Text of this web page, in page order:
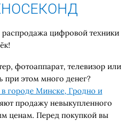
распродажа цифровой техники
фотоаппарат, телевизор или
при этом много денег?
городе Минске, Гродно и
продажу невыкупленного
ценам. Перед покупкой вы